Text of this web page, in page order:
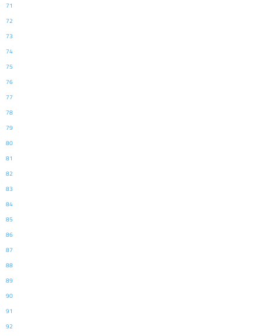
71
72
73
74
75
76
77
78
79
80
81
82
83
84
85
86
87
88
89
90
91
92